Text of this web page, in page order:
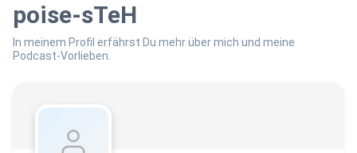
poise-sTeH
In meinem Profil erfährst Du mehr über mich und meine
Podcast-Vorlieben.